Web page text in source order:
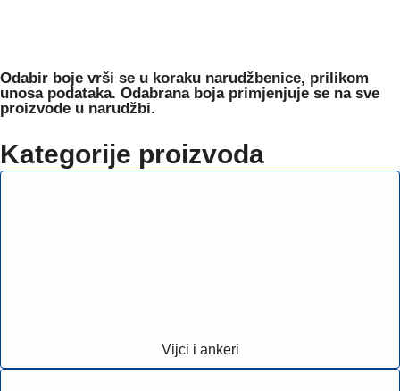
Odabir boje vrši se u koraku narudžbenice, prilikom
unosa podataka. Odabrana boja primjenjuje se na sve
proizvode u narudžbi.
Kategorije proizvoda
Vijci i ankeri